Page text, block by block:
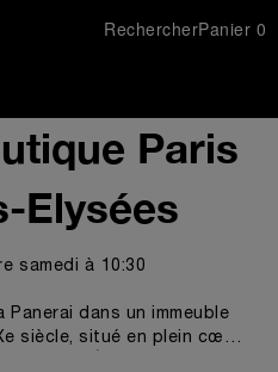
RechercherPanier 0
Paris
Elysées
samedi à 10:30
Panerai dans un immeuble
siècle, situé en plein cœur